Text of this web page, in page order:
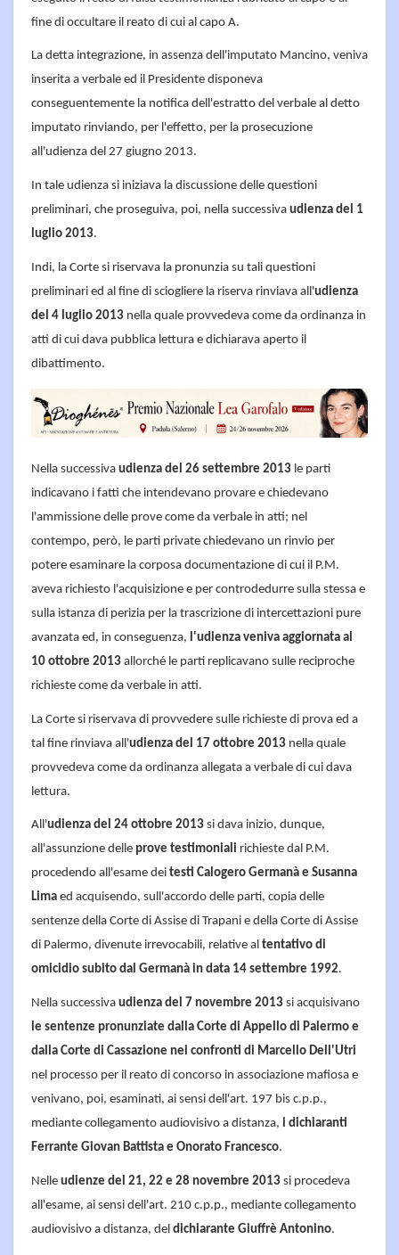
fine di occultare il reato di cui al capo A.
La detta integrazione, in assenza dell'imputato Mancino, veniva
inserita a verbale ed il Presidente disponeva
conseguentemente la notifica dell'estratto del verbale al detto
imputato rinviando, per l'effetto, per la prosecuzione
all'udienza del 27 giugno 2013.
In tale udienza si iniziava la discussione delle questioni
preliminari, che proseguiva, poi, nella successiva udienza del 1
luglio 2013.
Indi, la Corte si riservava la pronunzia su tali questioni
preliminari ed al fine di sciogliere la riserva rinviava all'udienza
del 4 luglio 2013 nella quale provvedeva come da ordinanza in
atti di cui dava pubblica lettura e dichiarava aperto il
dibattimento.
Nella successiva udienza del 26 settembre 2013 le parti
indicavano i fatti che intendevano provare e chiedevano
l'ammissione delle prove come da verbale in atti; nel
contempo, però, le parti private chiedevano un rinvio per
potere esaminare la corposa documentazione di cui il P.M.
aveva richiesto l'acquisizione e per controdedurre sulla stessa e
sulla istanza di perizia per la trascrizione di intercettazioni pure
avanzata ed, in conseguenza, l'udienza veniva aggiornata al
10 ottobre 2013 allorché le parti replicavano sulle reciproche
richieste come da verbale in atti.
La Corte si riservava di provvedere sulle richieste di prova ed a
tal fine rinviava all'udienza del 17 ottobre 2013 nella quale
provvedeva come da ordinanza allegata a verbale di cui dava
lettura.
All'udienza del 24 ottobre 2013 si dava inizio, dunque,
all'assunzione delle prove testimoniali richieste dal P.M.
procedendo all'esame dei testi Calogero Germanà e Susanna
Lima ed acquisendo, sull'accordo delle parti, copia delle
sentenze della Corte di Assise di Trapani e della Corte di Assise
di Palermo, divenute irrevocabili, relative al tentativo di
omicidio subito dal Germanà in data 14 settembre 1992.
Nella successiva udienza del 7 novembre 2013 si acquisivano
le sentenze pronunziate dalla Corte di Appello di Palermo e
dalla Corte di Cassazione nei confronti di Marcello Dell'Utri
nel processo per il reato di concorso in associazione mafiosa e
venivano, poi, esaminati, ai sensi dell'art. 197 bis c.p.p.,
mediante collegamento audiovisivo a distanza, i dichiaranti
Ferrante Giovan Battista e Onorato Francesco.
Nelle udienze del 21, 22 e 28 novembre 2013 si procedeva
all'esame, ai sensi dell'art. 210 c.p.p., mediante collegamento
audiovisivo a distanza, del dichiarante Giuffrè Antonino.